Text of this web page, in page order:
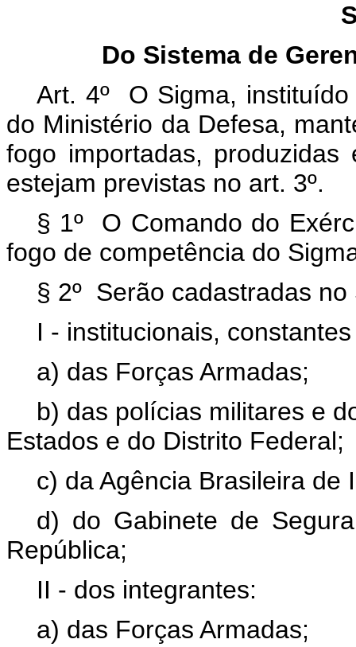
Do Sistema de
Art. 4º O Sigma,
do Ministério da Defesa,
fogo importadas,
estejam previstas no art. 3º.
§ 1º O Comando do
fogo de competência do
§ 2º Serão cadastradas
I - institucionais,
a) das Forças Armadas;
b) das polícias militares e
Estados e do Distrito Federal;
c) da Agência Brasileira de
d) do Gabinete de
República;
II - dos integrantes:
a) das Forças Armadas;